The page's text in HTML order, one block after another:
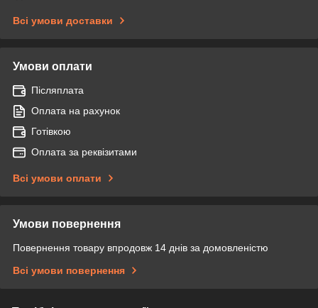
Всі умови доставки
Умови оплати
Післяплата
Оплата на рахунок
Готівкою
Оплата за реквізитами
Всі умови оплати
Умови повернення
Повернення товару впродовж 14 днів за домовленістю
Всі умови повернення